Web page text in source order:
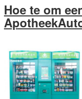
Hoe te om